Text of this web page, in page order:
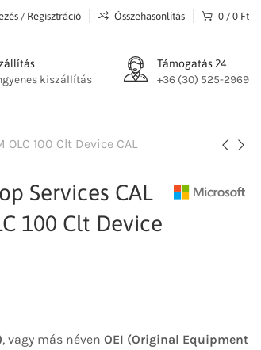
/ Regisztráció Összehasonlítás 0 / 0 Ft
kiszállítás
Támogatás 24
+36 (30) 525-2969
100 Clt Device CAL
Services CAL
100 Clt Device
, vagy más néven OEI (Original Equipment